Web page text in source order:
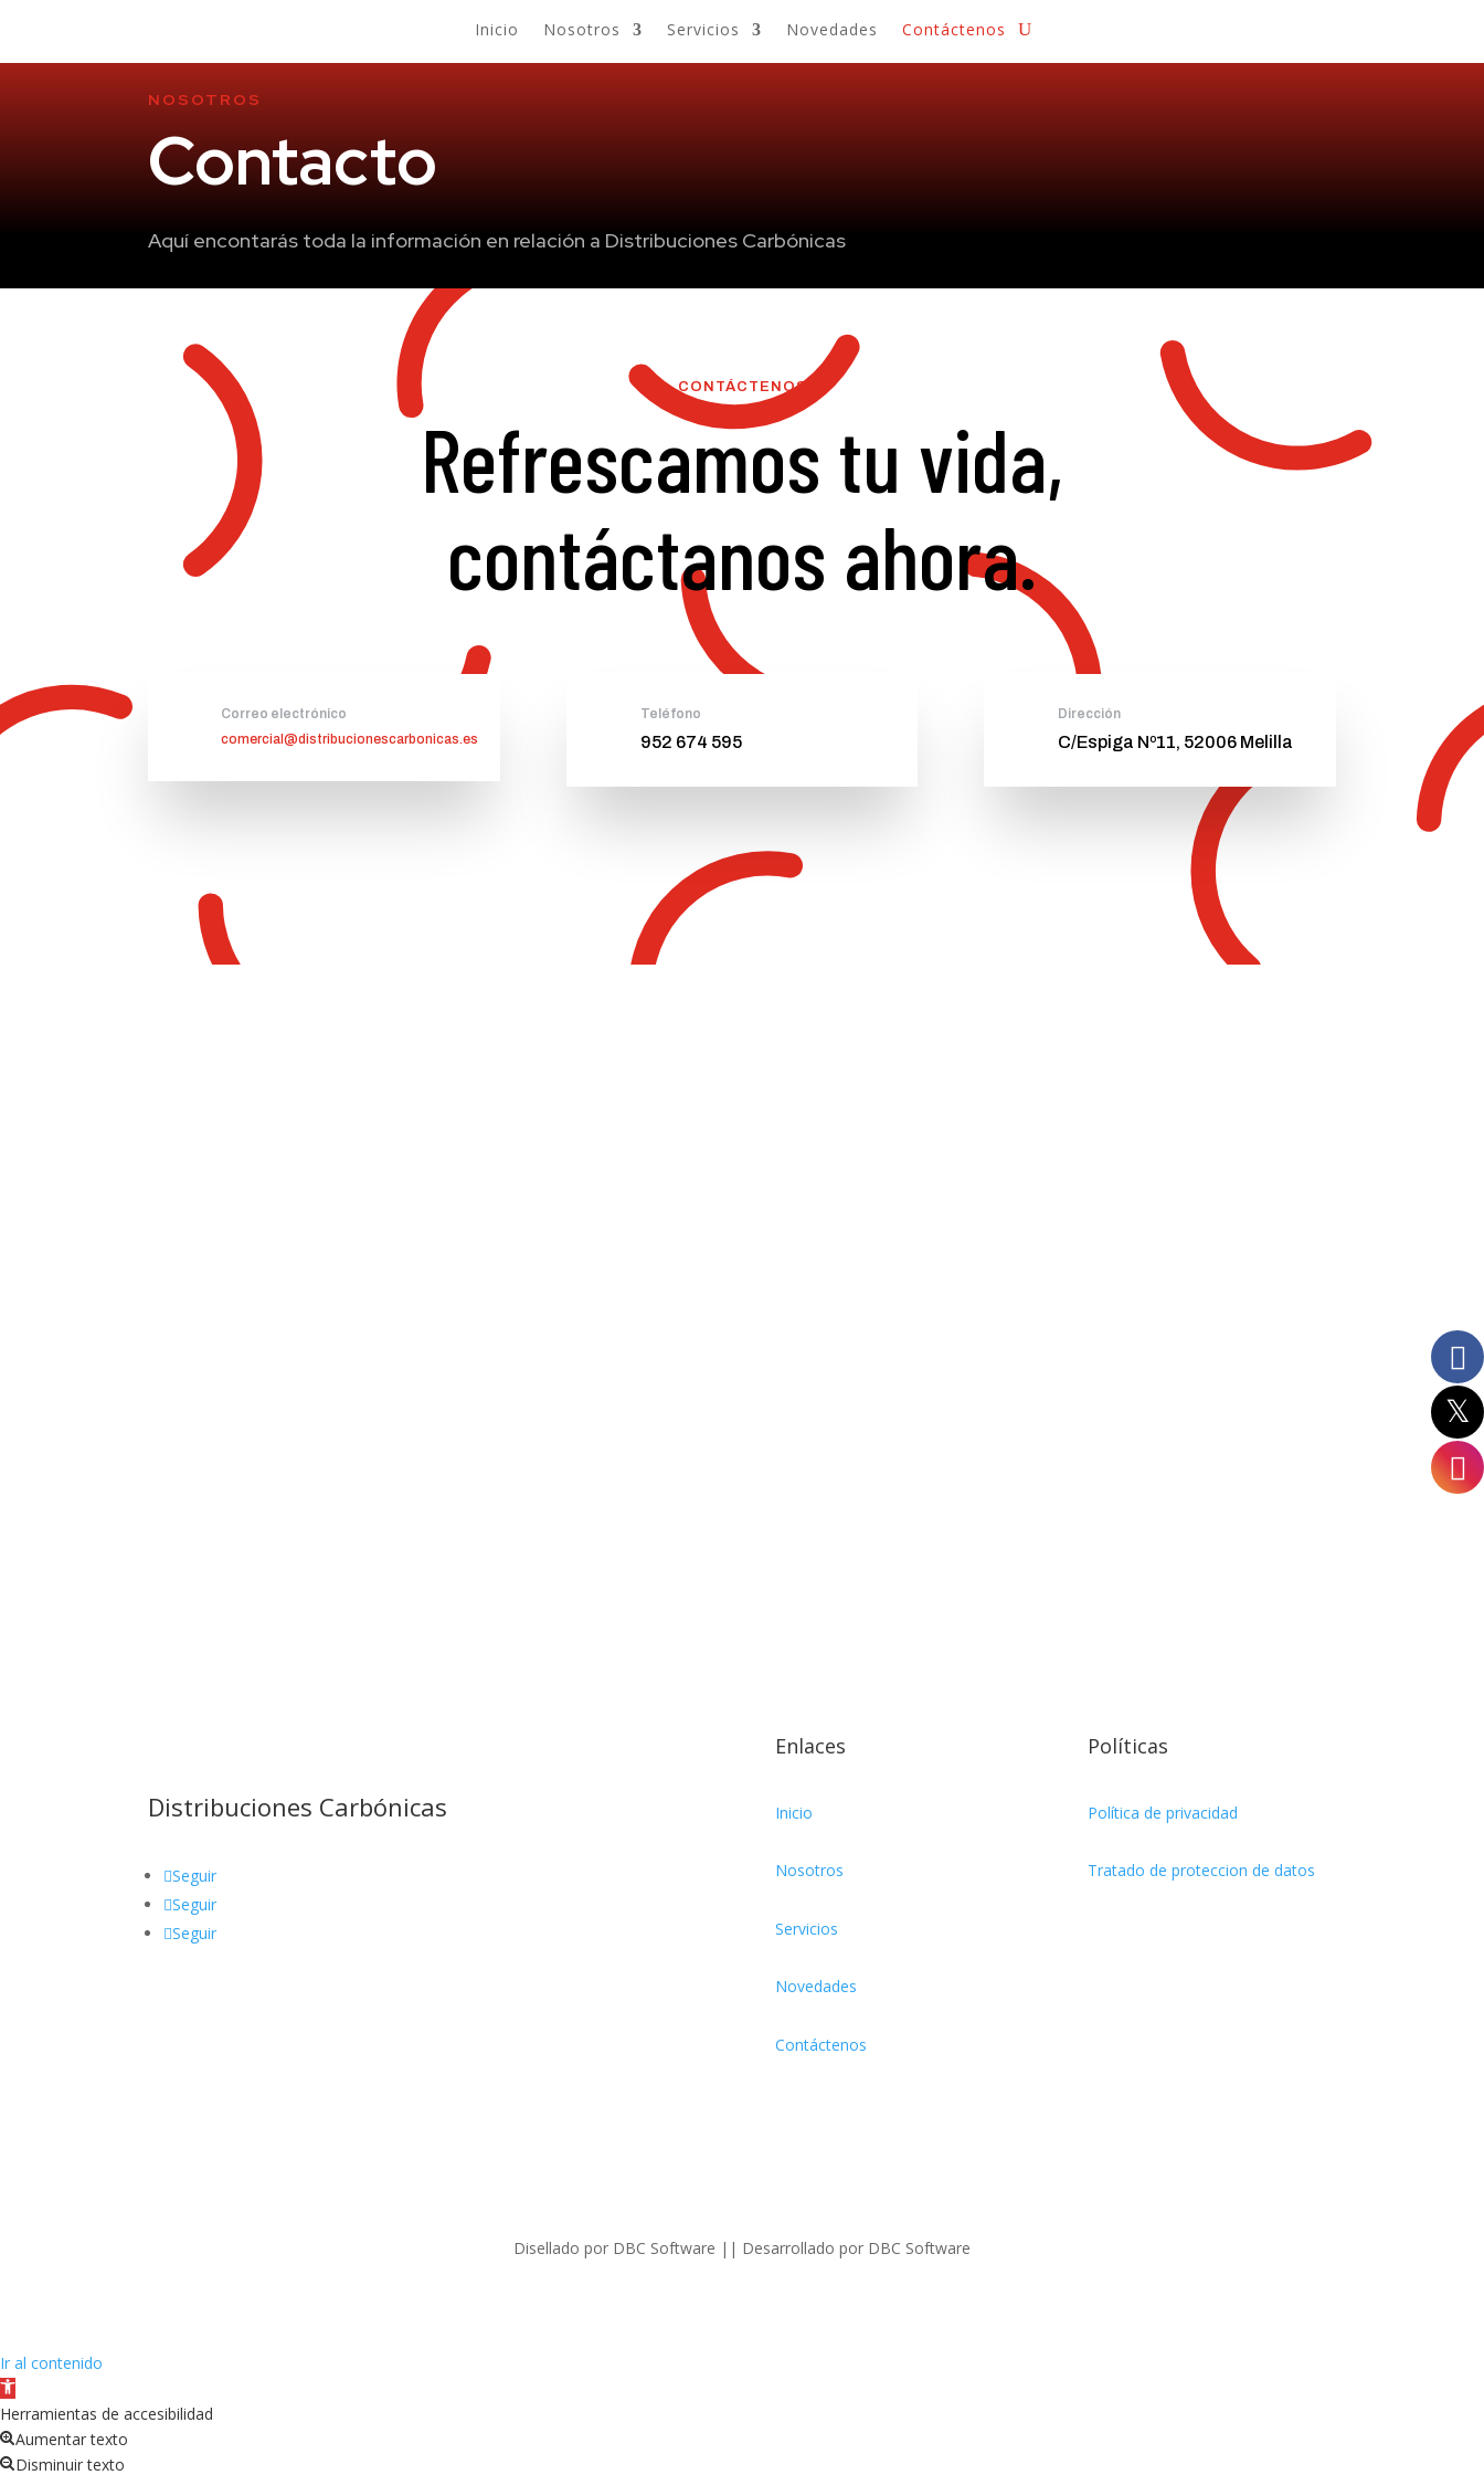
Inicio Nosotros Servicios Novedades Contáctenos
NOSOTROS
Contacto
Aquí encontarás toda la información en relación a Distribuciones Carbónicas
CONTÁCTENOS
Refrescamos tu vida,
contáctanos ahora.
Correo electrónico
comercial@distribucionescarbonicas.es
Teléfono
952 674 595
Dirección
C/Espiga Nº11, 52006 Melilla
Distribuciones Carbónicas
Seguir
Seguir
Seguir
Enlaces
Inicio
Nosotros
Servicios
Novedades
Contáctenos
Políticas
Política de privacidad
Tratado de proteccion de datos
Disellado por DBC Software || Desarrollado por DBC Software
Ir al contenido
Abrir
barra
de
herramientas
Herramientas de accesibilidad
Aumentar texto
Disminuir texto